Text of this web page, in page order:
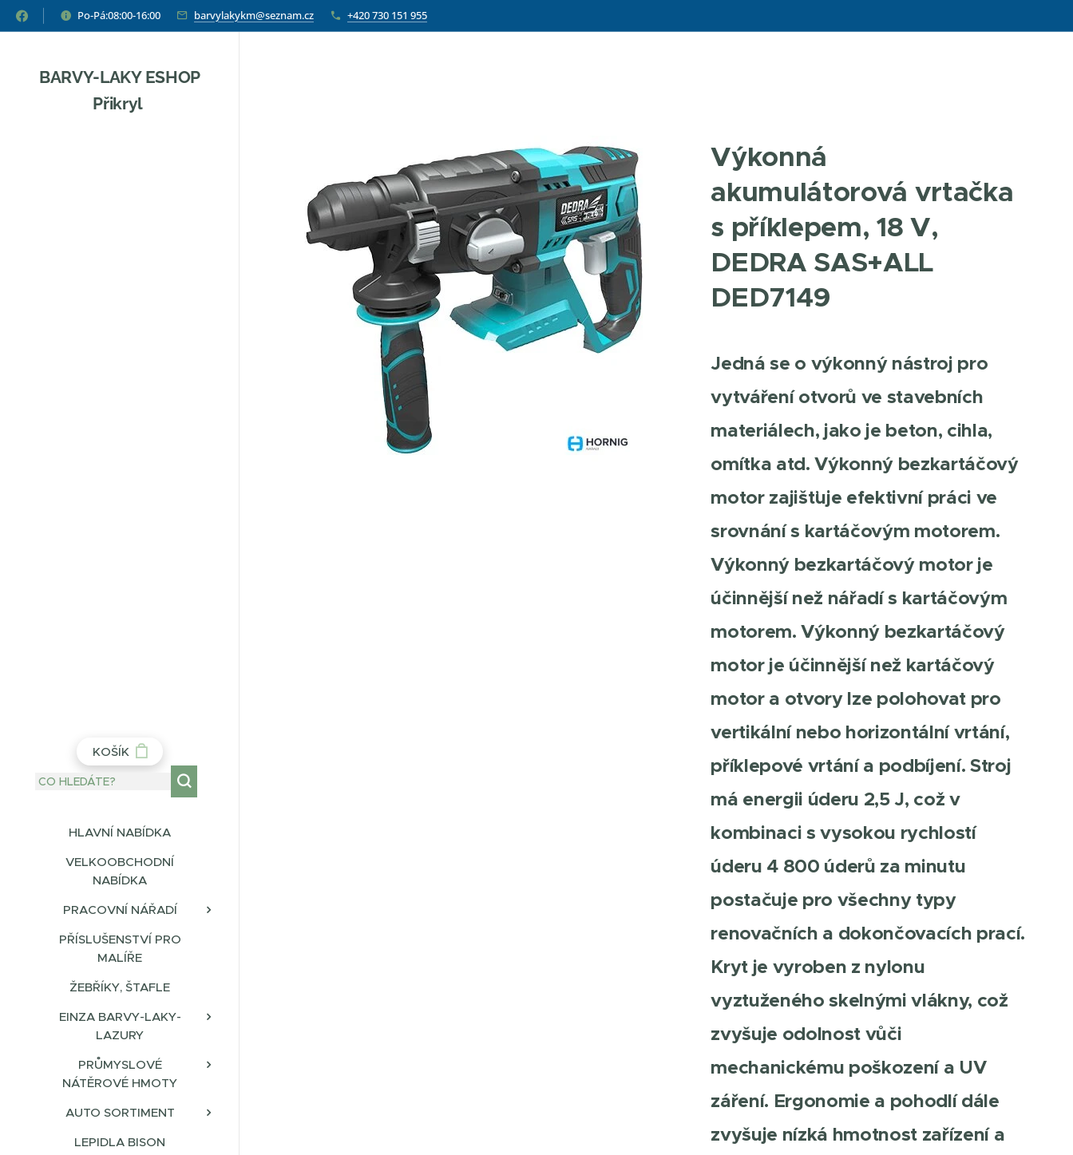
Po-Pá:08:00-16:00 barvylakykm@seznam.cz +420 730 151 955
BARVY-LAKY ESHOP
Přikryl
KOŠÍK
HLAVNÍ NABÍDKA
VELKOOBCHODNÍ
NABÍDKA
PRACOVNÍ NÁŘADÍ
PŘÍSLUŠENSTVÍ PRO
MALÍŘE
ŽEBŘÍKY, ŠTAFLE
EINZA BARVY-LAKY-
LAZURY
PRŮMYSLOVÉ
NÁTĚROVÉ HMOTY
AUTO SORTIMENT
LEPIDLA BISON
Výkonná
akumulátorová vrtačka
s příklepem, 18 V,
DEDRA SAS+ALL
DED7149
Jedná se o výkonný nástroj pro
vytváření otvorů ve stavebních
materiálech, jako je beton, cihla,
omítka atd. Výkonný bezkartáčový
motor zajišťuje efektivní práci ve
srovnání s kartáčovým motorem.
Výkonný bezkartáčový motor je
účinnější než nářadí s kartáčovým
motorem. Výkonný bezkartáčový
motor je účinnější než kartáčový
motor a otvory lze polohovat pro
vertikální nebo horizontální vrtání,
příklepové vrtání a podbíjení. Stroj
má energii úderu 2,5 J, což v
kombinaci s vysokou rychlostí
úderu 4 800 úderů za minutu
postačuje pro všechny typy
renovačních a dokončovacích prací.
Kryt je vyroben z nylonu
vyztuženého skelnými vlákny, což
zvyšuje odolnost vůči
mechanickému poškození a UV
záření. Ergonomie a pohodlí dále
zvyšuje nízká hmotnost zařízení a